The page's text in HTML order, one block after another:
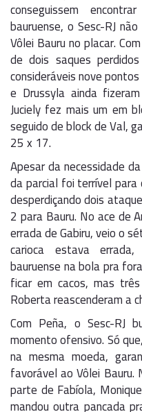
conseguissem
bauruense, o Sesc-RJ
Vôlei Bauru no placar.
de dois saques
consideráveis nove
e Drussyla ainda
Juciely fez mais um em
seguido de block de Val,
25 x 17.
Apesar da necessidade
da parcial foi terrível para
desperdiçando dois
2 para Bauru. No ace de
errada de Gabiru, veio o
carioca estava
bauruense na bola pra
ficar em cacos, mas
Roberta reascenderam a
Com Peña, o Sesc-RJ
momento ofensivo. Só
na mesma moeda,
favorável ao Vôlei
parte de Fabíola,
mandou outra pancada